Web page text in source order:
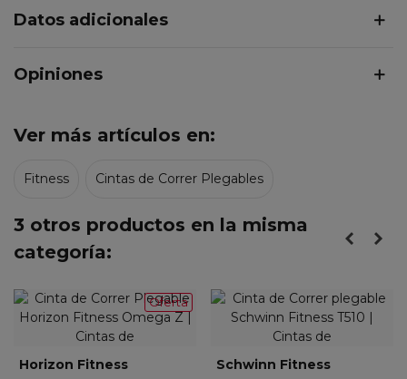
Datos adicionales
Opiniones
Ver más artículos en:
Fitness Cintas de Correr Plegables
3 otros productos en la misma
categoría:
Oferta
Horizon Fitness
Schwinn Fitness